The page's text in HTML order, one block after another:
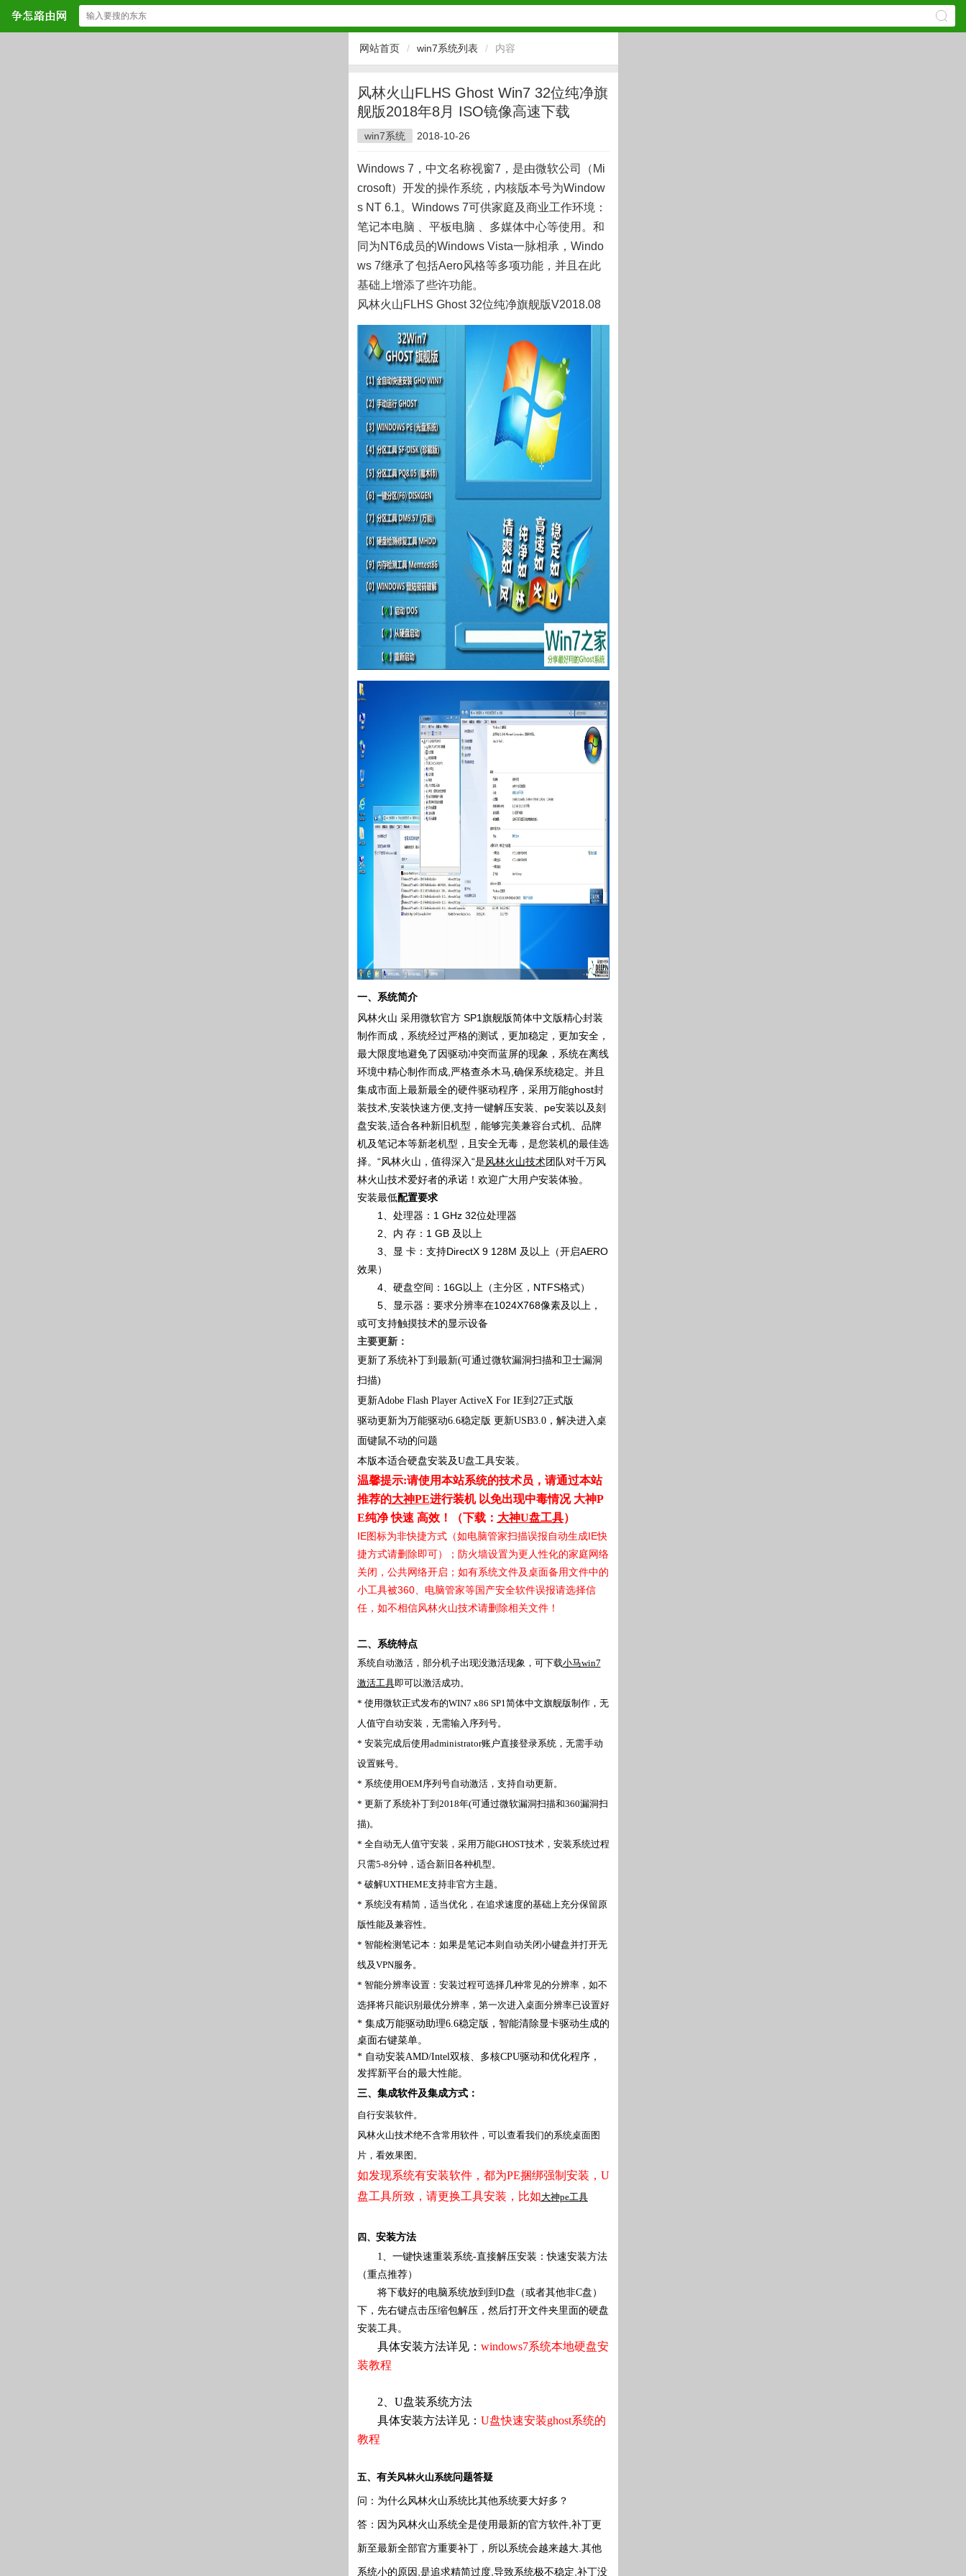
网站首页 / win7系统列表 / 内容
风林火山FLHS Ghost Win7 32位纯净旗
舰版2018年8月 ISO镜像高速下载
win7系统 2018-10-26
Windows 7，中文名称视窗7，是由微软公司（Mi
crosoft）开发的操作系统，内核版本号为Window
s NT 6.1。Windows 7可供家庭及商业工作环境：
笔记本电脑 、平板电脑 、多媒体中心等使用。和
同为NT6成员的Windows Vista一脉相承，Windo
ws 7继承了包括Aero风格等多项功能，并且在此
基础上增添了些许功能。
风林火山FLHS Ghost 32位纯净旗舰版V2018.08
一、系统简介
风林火山 采用微软官方 SP1旗舰版简体中文版精心封装
制作而成，系统经过严格的测试，更加稳定，更加安全，
最大限度地避免了因驱动冲突而蓝屏的现象，系统在离线
环境中精心制作而成,严格查杀木马,确保系统稳定。并且
集成市面上最新最全的硬件驱动程序，采用万能ghost封
装技术,安装快速方便,支持一键解压安装、pe安装以及刻
盘安装,适合各种新旧机型，能够完美兼容台式机、品牌
机及笔记本等新老机型，且安全无毒，是您装机的最佳选
择。“风林火山，值得深入“是风林火山技术团队对千万风
林火山技术爱好者的承诺！欢迎广大用户安装体验。
安装最低配置要求
1、处理器：1 GHz 32位处理器
2、内 存：1 GB 及以上
3、显 卡：支持DirectX 9 128M 及以上（开启AERO
效果）
4、硬盘空间：16G以上（主分区，NTFS格式）
5、显示器：要求分辨率在1024X768像素及以上，
或可支持触摸技术的显示设备
主要更新：
更新了系统补丁到最新(可通过微软漏洞扫描和卫士漏洞
扫描)
更新Adobe Flash Player ActiveX For IE到27正式版
驱动更新为万能驱动6.6稳定版 更新USB3.0，解决进入桌
面键鼠不动的问题
本版本适合硬盘安装及U盘工具安装。
温馨提示:请使用本站系统的技术员，请通过本站
推荐的大神PE进行装机 以免出现中毒情况 大神P
E纯净 快速 高效！（下载： 大神U盘工具）
IE图标为非快捷方式（如电脑管家扫描误报自动生成IE快
捷方式请删除即可）；防火墙设置为更人性化的家庭网络
关闭，公共网络开启；如有系统文件及桌面备用文件中的
小工具被360、电脑管家等国产安全软件误报请选择信
任，如不相信风林火山技术请删除相关文件！
二、系统特点
系统自动激活，部分机子出现没激活现象，可下载小马win7
激活工具即可以激活成功。
* 使用微软正式发布的WIN7 x86 SP1简体中文旗舰版制作，无
人值守自动安装，无需输入序列号。
* 安装完成后使用administrator账户直接登录系统，无需手动
设置账号。
* 系统使用OEM序列号自动激活，支持自动更新。
* 更新了系统补丁到2018年(可通过微软漏洞扫描和360漏洞扫
描)。
* 全自动无人值守安装，采用万能GHOST技术，安装系统过程
只需5-8分钟，适合新旧各种机型。
* 破解UXTHEME支持非官方主题。
* 系统没有精简，适当优化，在追求速度的基础上充分保留原
版性能及兼容性。
* 智能检测笔记本：如果是笔记本则自动关闭小键盘并打开无
线及VPN服务。
* 智能分辨率设置：安装过程可选择几种常见的分辨率，如不
选择将只能识别最优分辨率，第一次进入桌面分辨率已设置好
* 集成万能驱动助理6.6稳定版，智能清除显卡驱动生成的
桌面右键菜单。
* 自动安装AMD/Intel双核、多核CPU驱动和优化程序，
发挥新平台的最大性能。
三、集成软件及集成方式：
自行安装软件。
风林火山技术绝不含常用软件，可以查看我们的系统桌面图
片，看效果图。
如发现系统有安装软件，都为PE捆绑强制安装，U
盘工具所致，请更换工具安装，比如大神pe工具
四、 安装方法
1、一键快速重装系统-直接解压安装：快速安装方法
（重点推荐）
将下载好的电脑系统放到到D盘（或者其他非C盘）
下，先右键点击压缩包解压，然后打开文件夹里面的硬盘
安装工具。
具体安装方法详见： windows7系统本地硬盘安
装教程
2、U盘装系统方法
具体安装方法详见： U盘快速安装ghost系统的
教程
五、有关风林火山系统问题答疑
问：为什么风林火山系统比其他系统要大好多？
答：因为风林火山系统全是使用最新的官方软件,补丁更
新至最新全部官方重要补丁，所以系统会越来越大.其他
系统小的原因,是追求精简过度,导致系统极不稳定,补丁没